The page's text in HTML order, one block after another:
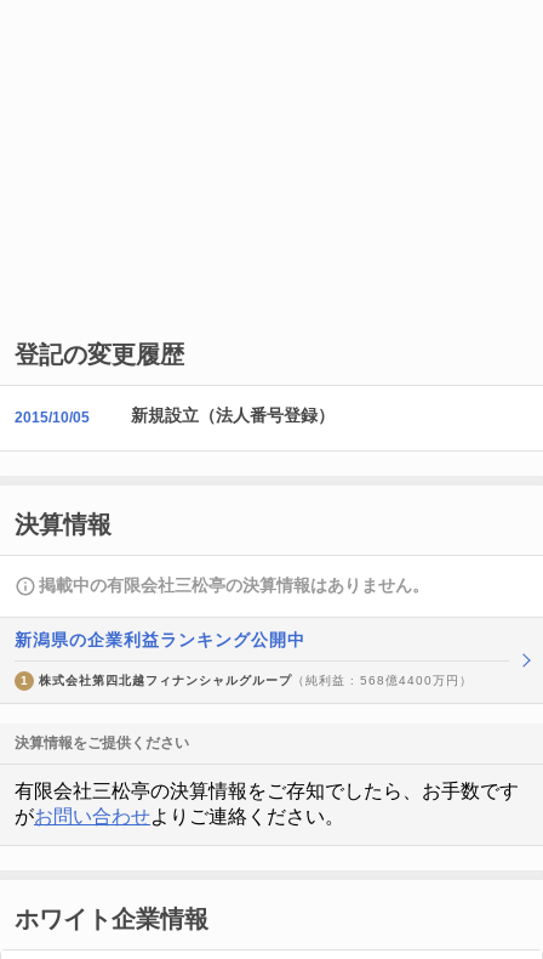
登記の変更履歴
2015/10/05 新規設立（法人番号登録）
決算情報
掲載中の有限会社三松亭の決算情報はありません。
新潟県の企業利益ランキング公開中
1 株式会社第四北越フィナンシャルグループ （純利益 : 568億4400万円）
決算情報をご提供ください
有限会社三松亭の決算情報をご存知でしたら、お手数です
がお問い合わせよりご連絡ください。
ホワイト企業情報